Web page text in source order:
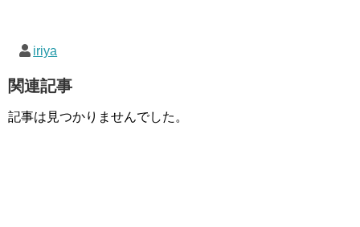
iriya
関連記事
記事は見つかりませんでした。